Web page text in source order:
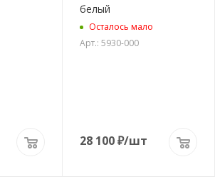
белый
Осталось мало
Арт.: 5930-000
28 100₽/шт